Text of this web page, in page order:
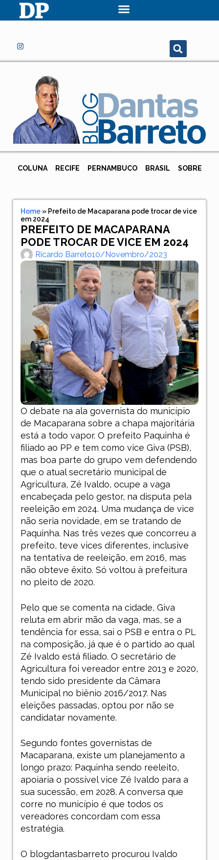
COLUNA RECIFE PERNAMBUCO BRASIL SOBRE
Home» Prefeito de Macaparana pode trocar de vice
em 2024
PREFEITO DE MACAPARANA
PODE TROCAR DE VICE EM 2024
Ricardo Barreto10/novembro/2023
O debate na ala governista do município
de Macaparana sobre a chapa majoritária
está a todo vapor. O prefeito Paquinha é
filiado ao PP e tem como vice Giva (PSB),
mas boa parte do grupo vem defendendo
que o atual secretário municipal de
Agricultura, Zé Ivaldo, ocupe a vaga
encabeçada pelo gestor, na disputa pela
reeleição em 2024. Uma mudança de vice
não seria novidade, em se tratando de
Paquinha. Nas três vezes que concorreu a
prefeito, teve vices diferentes, inclusive
na tentativa de reeleição, em 2016, mas
não obteve êxito. Só voltou à prefeitura
no pleito de 2020.
Pelo que se comenta na cidade, Giva
reluta em abrir mão da vaga, mas, se a
tendência for essa, sai o PSB e entra o PL
na composição, já que é o partido ao qual
Zé Ivaldo está filiado. O secretário de
Agricultura foi vereador entre 2013 e 2020,
tendo sido presidente da Câmara
Municipal no biênio 2016/2017. Nas
eleições passadas, optou por não se
candidatar novamente.
Segundo fontes governistas de
Macaparana, existe um planejamento a
longo prazo: Paquinha sendo reeleito,
apoiaria o possível vice Zé Ivaldo para a
sua sucessão, em 2028. A conversa que
corre no município é que todos os
vereadores concordam com essa
estratégia.
O blogdantasbarreto procurou Ivaldo